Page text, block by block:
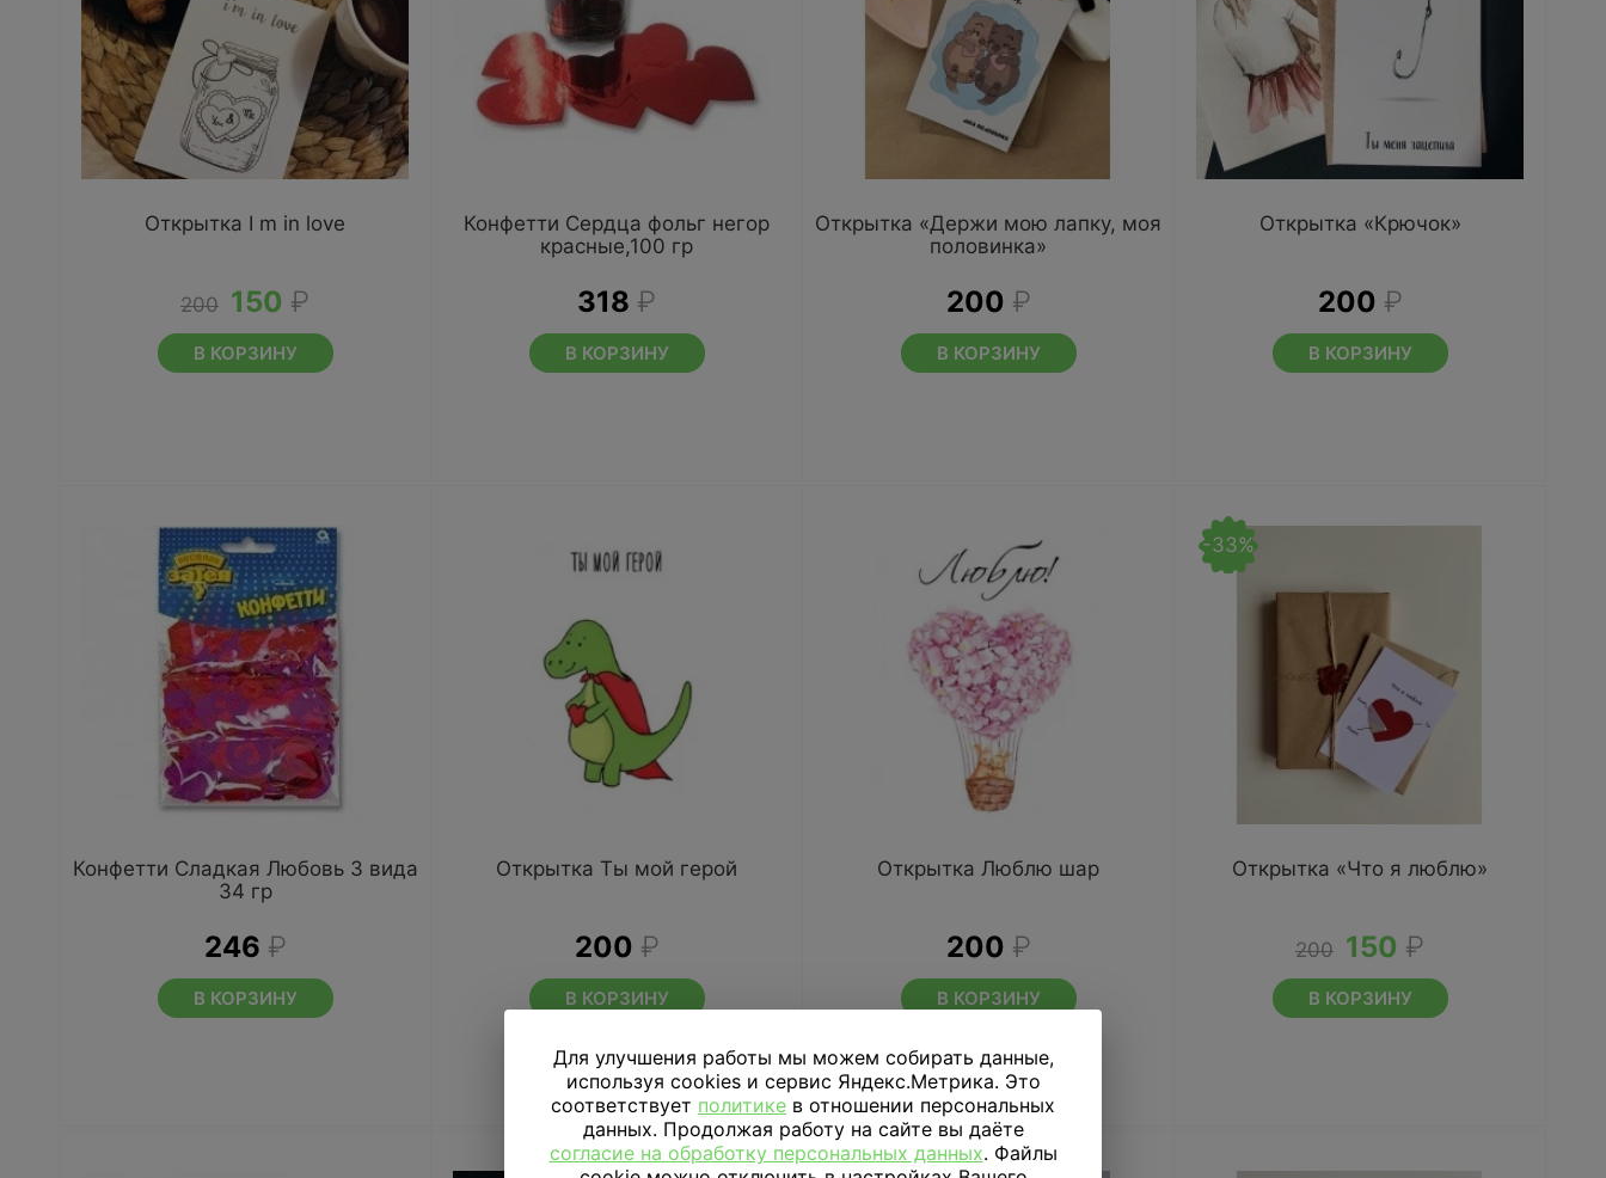
Открытка I m in love
200 150 ₽
В КОРЗИНУ
Конфетти Сердца фольг негор
красные,100 гр
318 ₽
В КОРЗИНУ
Открытка «Держи мою лапку, моя
половинка»
200 ₽
В КОРЗИНУ
Открытка «Крючок»
200 ₽
В КОРЗИНУ
Конфетти Сладкая Любовь 3 вида
34 гр
246 ₽
В КОРЗИНУ
Открытка Ты мой герой
200 ₽
В КОРЗИНУ
Открытка Люблю шар
200 ₽
В КОРЗИНУ
-33%
Открытка «Что я люблю»
200 150 ₽
В КОРЗИНУ
Для улучшения работы мы можем собирать данные,
используя cookies и сервис Яндекс.Метрика. Это
соответствует политике в отношении персональных
данных. Продолжая работу на сайте вы даёте
согласие на обработку персональных данных. Файлы